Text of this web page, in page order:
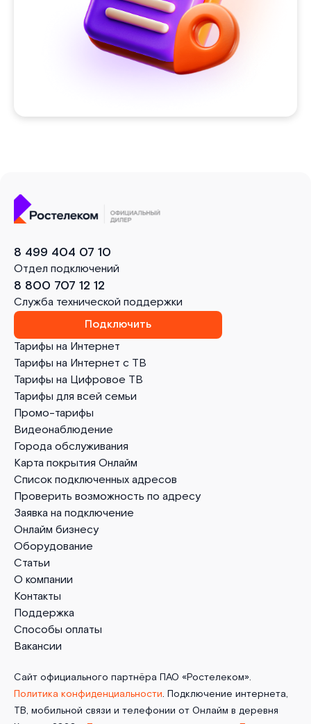
Тарифы на Интернет
Тарифы на Интернет с ТВ
Тарифы на Цифровое ТВ
Тарифы для всей семьи
Промо-тарифы
Видеонаблюдение
Города обслуживания
Карта покрытия Онлайм
Список подключенных адресов
Проверить возможность по адресу
Заявка на подключение
Онлайм бизнесу
Оборудование
Статьи
О компании
Контакты
Поддержка
Способы оплаты
Вакансии
8 499 404 07 10
Отдел подключений
8 800 707 12 12
Служба технической поддержки
Подключить
Сайт официального партнёра ПАО «Ростелеком».
Политика конфиденциальности. Подключение интернета,
ТВ, мобильной связи и телефонии от Онлайм в деревня